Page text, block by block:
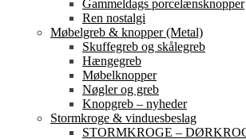
Gammeldags porcelænsknopper
Ren nostalgi
Møbelgreb & knopper (Metal)
Skuffegreb og skålegreb
Hængegreb
Møbelknopper
Nøgler og greb
Knopgreb – nyheder
Stormkroge & vinduesbeslag
STORMKROGE –